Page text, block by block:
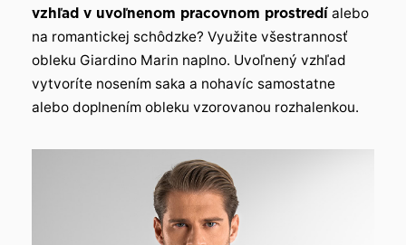
vzhľad v uvoľnenom pracovnom prostredí alebo
na romantickej schôdzke? Využite všestrannosť
obleku Giardino Marin naplno. Uvoľnený vzhľad
vytvoríte nosením saka a nohavíc samostatne
alebo doplnením obleku vzorovanou rozhalenkou.